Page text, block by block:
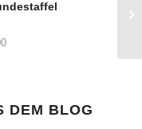
DEM BLOG